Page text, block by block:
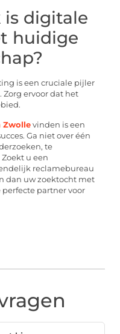
is digitale
huidige
is een cruciale pijler
ervoor dat het
Zwollevinden is een
Ga niet over één
te
u een
reclamebureau
dan uw zoektocht met
partner voor